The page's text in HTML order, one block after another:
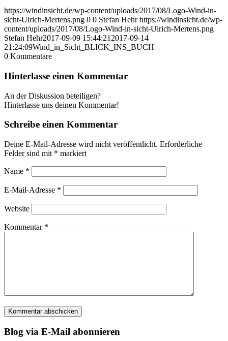
https://windinsicht.de/wp-content/uploads/2017/08/Logo-Wind-in-
sicht-Ulrich-Mertens.png 0 0 Stefan Hehr https://windinsicht.de/wp-
content/uploads/2017/08/Logo-Wind-in-sicht-Ulrich-Mertens.png
Stefan Hehr2017-09-09 15:44:21 2017-09-14
21:24:09Wind_in_Sicht_BLICK_INS_BUCH
0 Kommentare
Hinterlasse einen Kommentar
An der Diskussion beteiligen?
Hinterlasse uns deinen Kommentar!
Schreibe einen Kommentar
Deine E-Mail-Adresse wird nicht veröffentlicht. Erforderliche
Felder sind mit * markiert
Name *
E-Mail-Adresse *
Website
Kommentar *
Blog via E-Mail abonnieren